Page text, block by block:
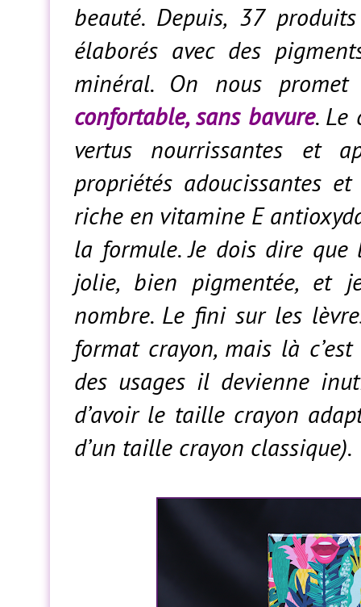
beauté. Depuis, 37
élaborés avec des
minéral. On nous
confortable, sans bavure. Le
vertus nourrissantes et
propriétés adoucissantes
riche en vitamine E
la formule. Je dois dire
jolie, bien pigmentée, et
nombre. Le fini sur les
format crayon, mais là
des usages il devienne
d’avoir le taille crayon
d’un taille crayon classique).